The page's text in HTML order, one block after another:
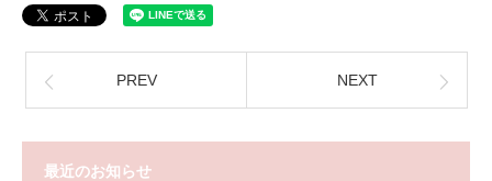
PREV NEXT
最近のお知らせ